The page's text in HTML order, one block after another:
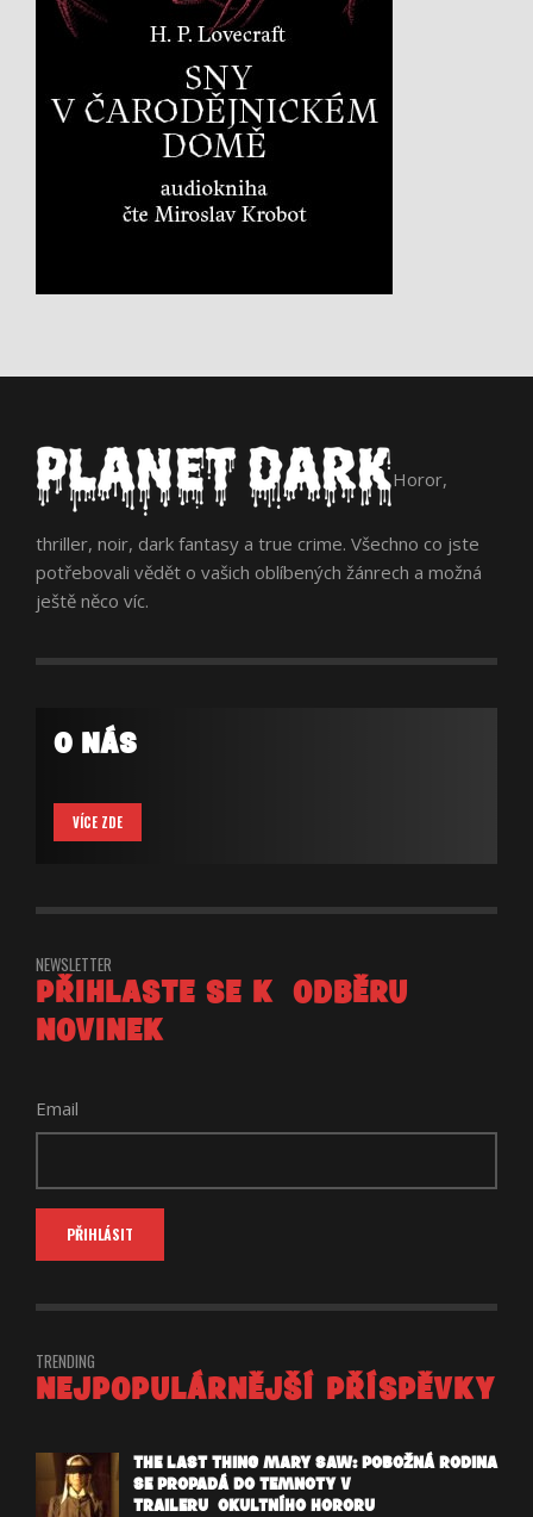
Horor,
thriller, noir, dark fantasy a true crime. Všechno co jste
potřebovali vědět o vašich oblíbených žánrech a možná
ještě něco víc.
O NÁS
VÍCE ZDE
NEWSLETTER
PŘIHLASTE SE K ODBĚRU
NOVINEK
Email
TRENDING
NEJPOPULÁRNĚJŠÍ PŘÍSPĚVKY
THE LAST THING MARY SAW: POBOŽNÁ RODINA
SE PROPADÁ DO TEMNOTY V
TRAILERU OKULTNÍHO HORORU